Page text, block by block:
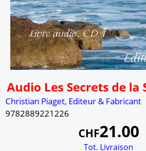
Audio Les Secrets de la
Christian Piaget, Editeur & Fabricant
9782889221226
CHF21.00
Tot. Livraison